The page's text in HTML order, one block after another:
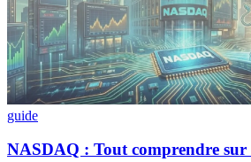
guide
NASDAQ : Tout comprendre sur